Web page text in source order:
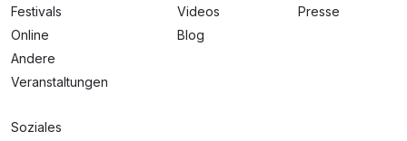
Festivals
Online
Andere
Veranstaltungen
Videos
Blog
Presse
Soziales